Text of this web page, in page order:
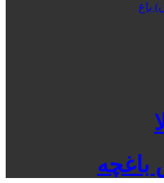
باغ